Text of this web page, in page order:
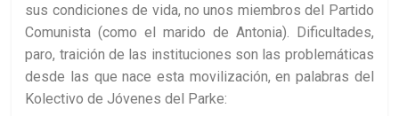
sus condiciones de vida, no unos miembros del Partido
Comunista (como el marido de Antonia). Dificultades,
paro, traición de las instituciones son las problemáticas
desde las que nace esta movilización, en palabras del
Kolectivo de Jóvenes del Parke: